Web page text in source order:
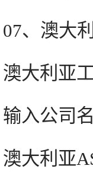
07、澳大
澳大利亚
输入公司
澳大利亚